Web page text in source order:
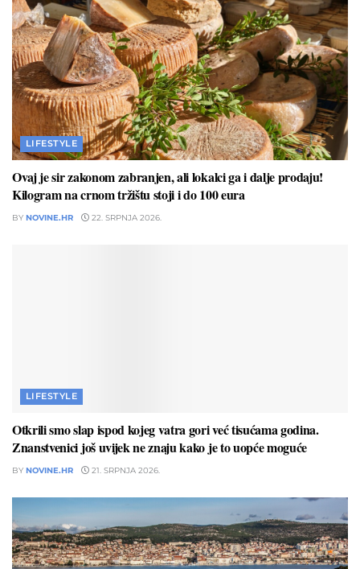
LIFESTYLE
Ovaj je sir zakonom zabranjen, ali lokalci ga i dalje prodaju!
Kilogram na crnom tržištu stoji i do 100 eura
BY NOVINE.HR 22. SRPNJA 2026.
LIFESTYLE
Otkrili smo slap ispod kojeg vatra gori već tisućama godina.
Znanstvenici još uvijek ne znaju kako je to uopće moguće
BY NOVINE.HR 21. SRPNJA 2026.